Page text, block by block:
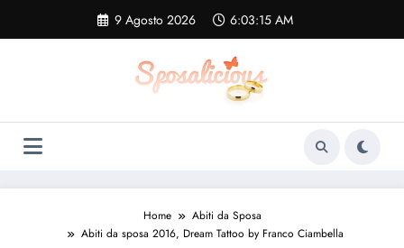
contenuto
9 Agosto 2026 6:03:16 AM
Home
Abiti da Sposa
Abiti da sposa 2016, Dream Tattoo by Franco Ciambella